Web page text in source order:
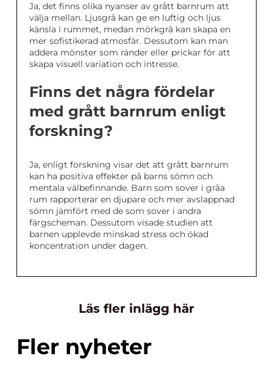
Ja, det finns olika nyanser av grått barnrum att
välja mellan. Ljusgrå kan ge en luftig och ljus
känsla i rummet, medan mörkgrå kan skapa en
mer sofistikerad atmosfär. Dessutom kan man
addera mönster som ränder eller prickar för att
skapa visuell variation och intresse.
Finns det några fördelar
med grått barnrum enligt
forskning?
Ja, enligt forskning visar det att grått barnrum
kan ha positiva effekter på barns sömn och
mentala välbefinnande. Barn som sover i gråa
rum rapporterar en djupare och mer avslappnad
sömn jämfört med de som sover i andra
färgscheman. Dessutom visade studien att
barnen upplevde minskad stress och ökad
koncentration under dagen.
Läs fler inlägg här
Fler nyheter